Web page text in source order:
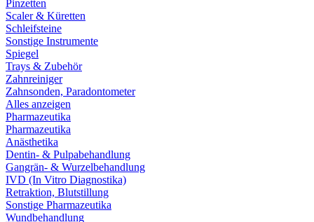
Pinzetten
Scaler & Küretten
Schleifsteine
Sonstige Instrumente
Spiegel
Trays & Zubehör
Zahnreiniger
Zahnsonden, Paradontometer
Alles anzeigen
Pharmazeutika
Pharmazeutika
Anästhetika
Dentin- & Pulpabehandlung
Gangrän- & Wurzelbehandlung
IVD (In Vitro Diagnostika)
Retraktion, Blutstillung
Sonstige Pharmazeutika
Wundbehandlung